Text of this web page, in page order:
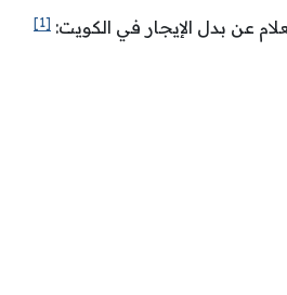
عن بدل الإيجار في الكويت: [1]